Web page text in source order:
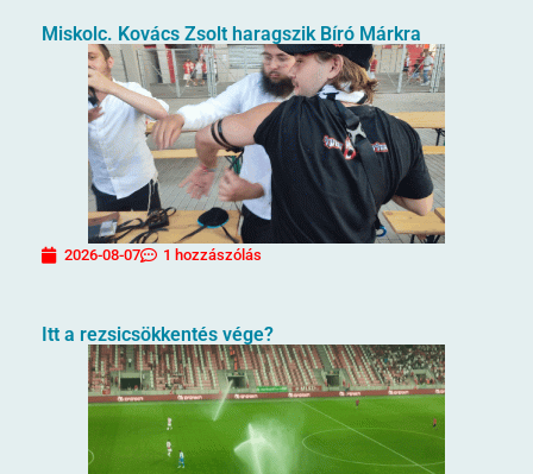
Miskolc. Kovács Zsolt haragszik Bíró Márkra
2026-08-07 1 hozzászólás
Itt a rezsicsökkentés vége?